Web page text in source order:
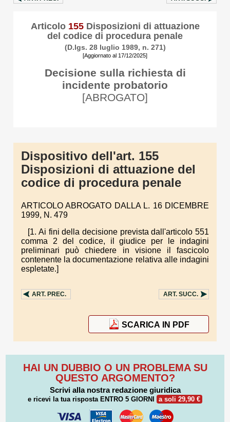
Articolo 155Disposizioni di attuazione
del codice di procedura penale
(D.lgs. 28 luglio 1989, n. 271)
[Aggiornato al 17/12/2025]
Decisione sulla richiesta di
incidente probatorio
[ABROGATO]
Dispositivo dell'art. 155
Disposizioni di attuazione del
codice di procedura penale
ARTICOLO ABROGATO DALLA L. 16 DICEMBRE
1999, N. 479
[1. Ai fini della decisione prevista dall'articolo 551
comma 2 del codice, il giudice per le indagini
preliminari può chiedere in visione il fascicolo
contenente la documentazione relativa alle indagini
espletate.]
ART. PREC. ART. SUCC.
SCARICA IN PDF
HAI UN DUBBIO O UN PROBLEMA SU
QUESTO ARGOMENTO?
Scrivi alla nostra redazione giuridica
e ricevi la tua risposta ENTRO 5 GIORNI a soli 29,90 €